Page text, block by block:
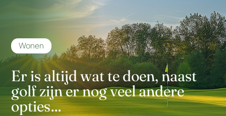
Wonen
Er is altijd wat te doen, naast
golf zijn er nog veel andere
opties…